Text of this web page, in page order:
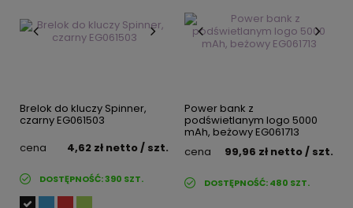
Brelok do kluczy Spinner,
czarny EG061503
cena
4,62 zł netto/ szt.
DOSTĘPNOŚĆ:390 SZT.
Power bank z
podświetlanym logo 5000
mAh, beżowy EG061713
cena
99,96 zł netto/ szt.
DOSTĘPNOŚĆ:480 SZT.